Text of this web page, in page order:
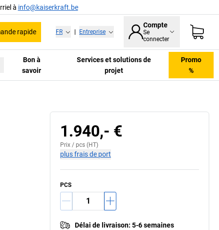
à info@kaiserkraft.be
rapide FR Entreprise
Compte
Se
connecter
Bon à
savoir
Services et solutions de
projet
Promo
%
1.940,- €
Prix / pcs (HT)
plus frais de port
PCS
Délai de livraison: 5-6 semaines